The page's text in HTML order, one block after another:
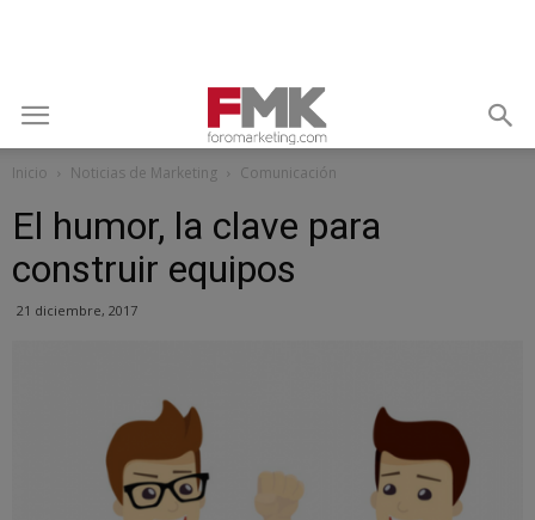
Inicio Noticias de Marketing Comunicación
El humor, la clave para
construir equipos
21 diciembre, 2017